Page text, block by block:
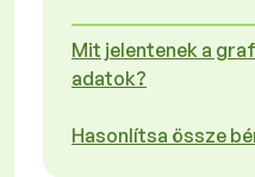
Mit jelentenek a
adatok?
Hasonlítsa össze